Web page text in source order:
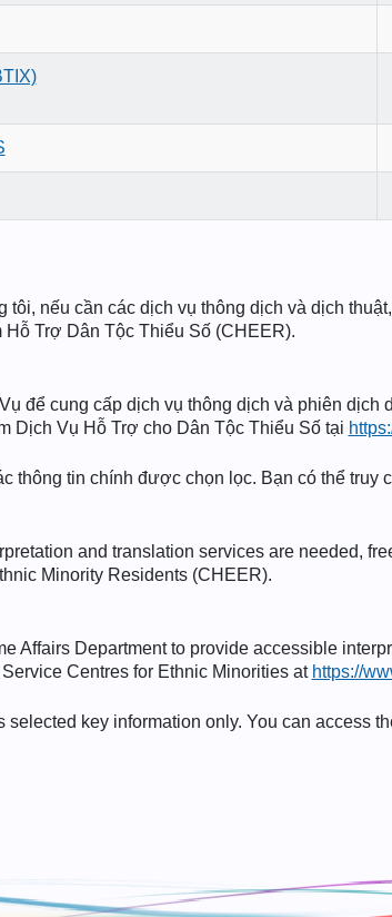
tôi, nếu cần các dịch vụ thông dịch và dịch
Trợ Dân Tộc Thiểu Số (CHEER).
để cung cấp dịch vụ thông dịch và phiên
Dịch Vụ Hỗ Trợ cho Dân Tộc Thiểu Số tại
thông tin chính được chọn lọc. Bạn có thể truy
and translation services are needed,
Minority Residents (CHEER).
Affairs Department to provide accessible
Centres for Ethnic Minorities at https://
key information only. You can access